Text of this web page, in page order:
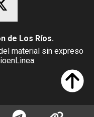
de Los Ríos.
material sin expreso